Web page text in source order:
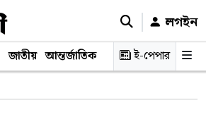
লগইন
জাতীয় আন্তর্জাতিক রাজনীতি স্বাস্থ্য শিক্ষা
ই-পেপার